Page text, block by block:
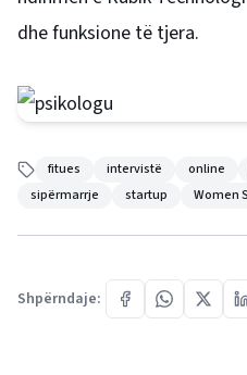
dhe funksione të tjera.
fitues intervistë online
sipërmarrje
startup Women
Shpërndaje: